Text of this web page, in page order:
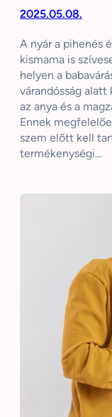
2025.05.08.
A nyár a pihenés
kismama is
helyen a
várandósság
az anya és a
Ennek
szem előtt kell
termékenységi…